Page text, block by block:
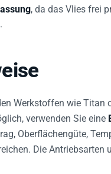
, da das Vlies frei
Werkstoffen wie
verwenden Sie eine
Oberflächengüte,
Die Antriebsarten